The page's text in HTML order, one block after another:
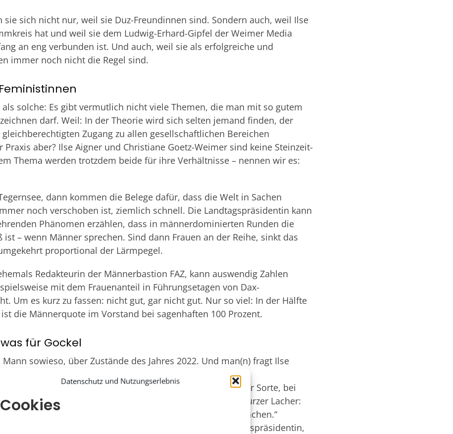
Datenschutz und Nutzungserlebnis
Cookies
sie sich nicht nur, weil sie Duz-Freundinnen sind. Sondern auch, weil Ilse
hat und weil sie dem Ludwig-Erhard-Gipfel der Weimer Media
an eng verbunden ist. Und auch, weil sie als erfolgreiche und
immer noch nicht die Regel sind.
als solche: Es gibt vermutlich nicht viele Themen, die man mit so gutem
darf. Weil: In der Theorie wird sich selten jemand finden, der
Zugang zu allen gesellschaftlichen Bereichen
aber? Ilse Aigner und Christiane Goetz-Weimer sind keine Steinzeit-
Thema werden trotzdem beide für ihre Verhältnisse – nennen wir es:
dann kommen die Belege dafür, dass die Welt in Sachen
noch verschoben ist, ziemlich schnell. Die Landtagspräsidentin kann
Phänomen erzählen, dass in männerdominierten Runden die
– wenn Männer sprechen. Sind dann Frauen an der Reihe, sinkt das
proportional der Lärmpegel.
Redakteurin der Männerbastion FAZ, kann auswendig Zahlen
mit dem Frauenanteil in Führungsetagen von Dax-
Um es kurz zu fassen: nicht gut, gar nicht gut. Nur so viel: In der Hälfte
die Männerquote im Vorstand bei sagenhaften 100 Prozent.
für Gockel
sowieso, über Zustände des Jahres 2022. Und man(n) fragt Ilse
sind Männer wirklich so furchtbar? Statt einer
Antwort springt ein „Ja!“ aus ihr heraus. Eines von der Sorte, bei
dass es aus tiefster Überzeugung kommt. Dann ein kurzer Lacher:
ich will auch gar nicht behaupten, dass sie das bewusst machen.“
Da dürfen Frauen, das wünscht sich die Landtagspräsidentin,